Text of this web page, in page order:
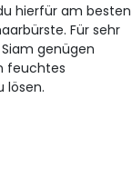
hierfür am besten
Für sehr
genügen
feuchtes
lösen.